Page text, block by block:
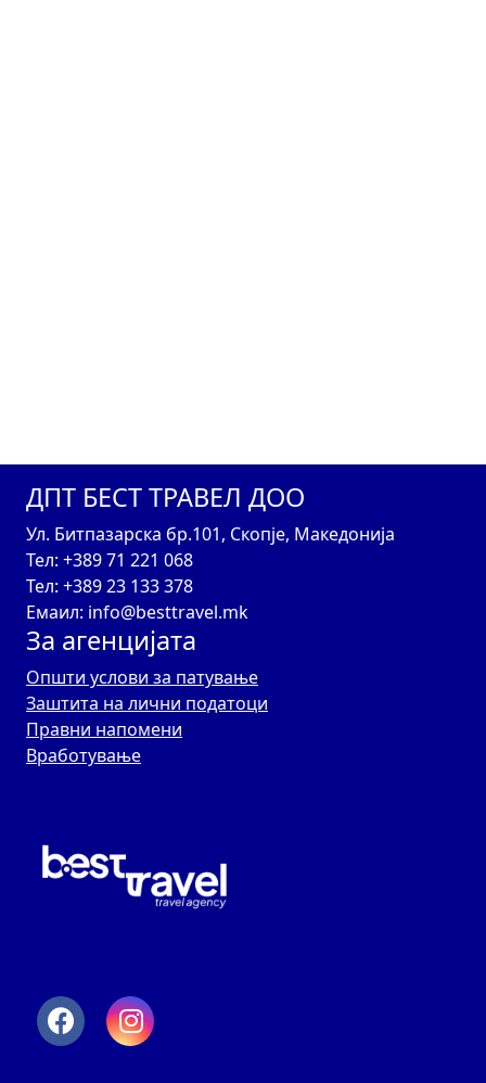
ДПТ БЕСТ ТРАВЕЛ ДОО
Ул. Битпазарска бр.101, Скопје, Македонија
Тел: +389 71 221 068
Тел: +389 23 133 378
Емаил: info@besttravel.mk
За агенцијата
Општи услови за патување
Заштита на лични податоци
Правни напомени
Вработување